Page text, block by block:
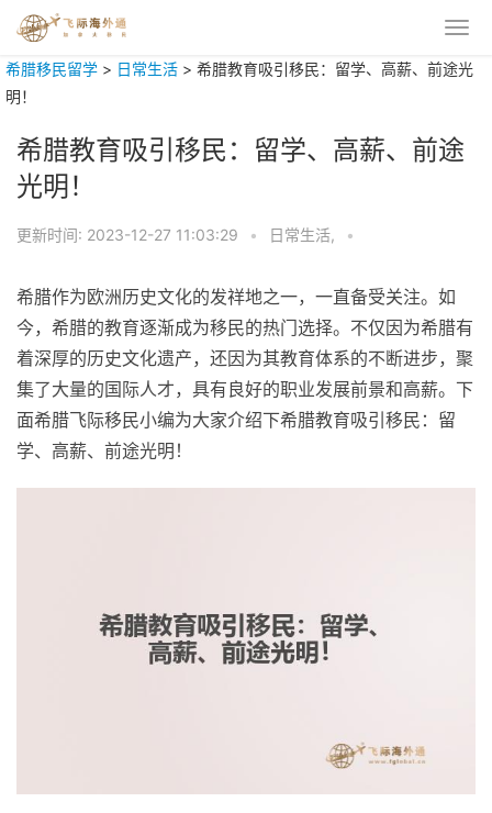
希腊移民留学 > 日常生活 > 希腊教育吸引移民：留学、高薪、前途光
明！
希腊教育吸引移民：留学、高薪、前途
光明！
更新时间: 2023-12-27 11:03:29 • 日常生活, •
希腊作为欧洲历史文化的发祥地之一，一直备受关注。如
今，希腊的教育逐渐成为移民的热门选择。不仅因为希腊有
着深厚的历史文化遗产，还因为其教育体系的不断进步，聚
集了大量的国际人才，具有良好的职业发展前景和高薪。下
面希腊飞际移民小编为大家介绍下希腊教育吸引移民：留
学、高薪、前途光明！